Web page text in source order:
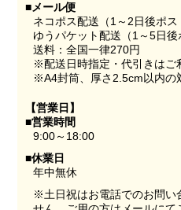
■メール便
ネコポス配送（1～2日後ポ
ゆうパケット配送（1～5日
送料：全国一律270円
※配送日時指定・代引きはご
※A4封筒、厚さ2.5cm以内の
【営業日】
■営業時間
9:00～18:00
■休業日
年中無休
※土日祝はお電話でのお問い